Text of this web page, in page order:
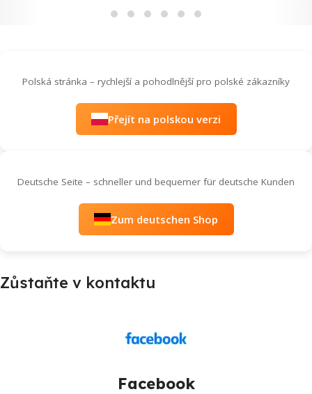
Polská stránka – rychlejší a pohodlnější pro polské zákazníky
Přejít na polskou verzi
Deutsche Seite – schneller und bequemer für deutsche Kunden
Zum deutschen Shop
Zůstaňte v kontaktu
Facebook